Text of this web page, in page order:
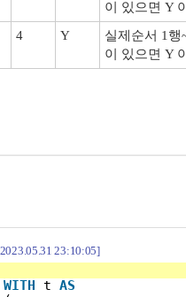
이 있으면 Y
4 Y
실제순서 1행
이 있으면 Y
23:10:05]
WITH t AS